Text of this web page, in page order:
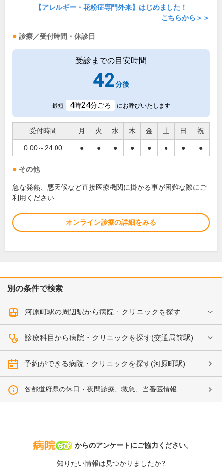
【アレルギー・花粉症専門外来】はじめました！
こちらから＞＞
診療／受付時間・休診日
受診までの目安時間
42分後
最短 4時24分ごろ にお呼びいたします
受付時間 月 火 水 木 金 土 日 祝
0:00～24:00 ● ● ● ● ● ● ● ●
その他
急な発熱、悪天候など直接医療機関に掛かる事が困難な際にご
利用ください
オンライン診療の詳細をみる
別の条件で検索
河原町駅の周辺駅から病院・クリニックを探す
診療科目から病院・クリニックを探す(交通局前駅)
予約ができる病院・クリニックを探す(河原町駅)
各都道府県の休日・夜間診療、救急、当番医情報
病院なび
からのアンケートにご協力ください。
知りたい情報は見つかりましたか?